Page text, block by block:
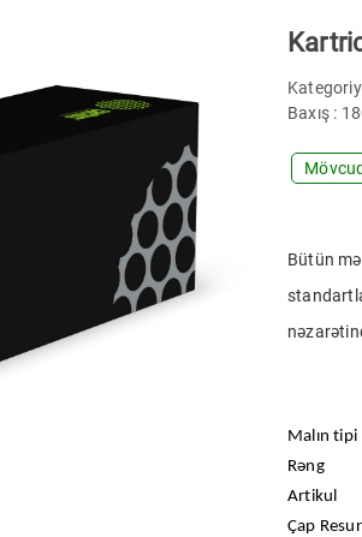
Baxış :
Bütün
Malın tipi
Rəng
Artikul
Çap